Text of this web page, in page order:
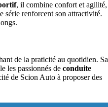
, il combine confort et agilité,
série renforcent son attractivité.
de la praticité au quotidien. Sa
les passionnés de conduite
de Scion Auto à proposer des